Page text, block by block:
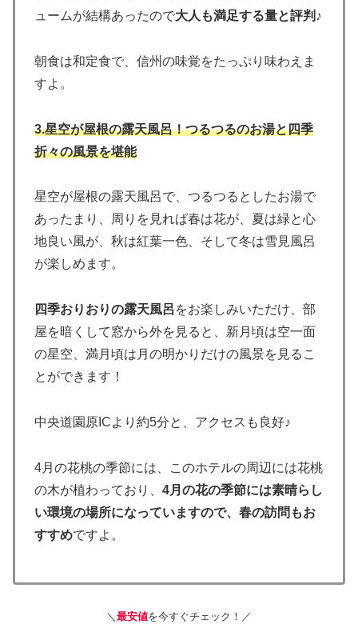
ュームが結構あったので大人も満足する量と評判 ♪
朝食は和定食で、信州の味覚をたっぷり味わえま
すよ。
3.星空が屋根の露天風呂！つるつるのお湯と四季
折々の風景を堪能
星空が屋根の露天風呂で、つるつるとしたお湯で
あったまり、周りを見れば春は花が、夏は緑と心
地良い風が、秋は紅葉一色、そして冬は雪見風呂
が楽しめます。
四季おりおりの露天風呂をお楽しみいただけ、部
屋を暗くして窓から外を見ると、新月頃は空一面
の星空、満月頃は月の明かりだけの風景を見るこ
とができます！
中央道園原ICより約5分と、アクセスも良好♪
4月の花桃の季節には、このホテルの周辺には花桃
の木が植わっており、 4月の花の季節には素晴らし
い環境の場所になっていますので、春の訪問もお
すすめですよ。
＼ 最安値を今すぐチェック！／